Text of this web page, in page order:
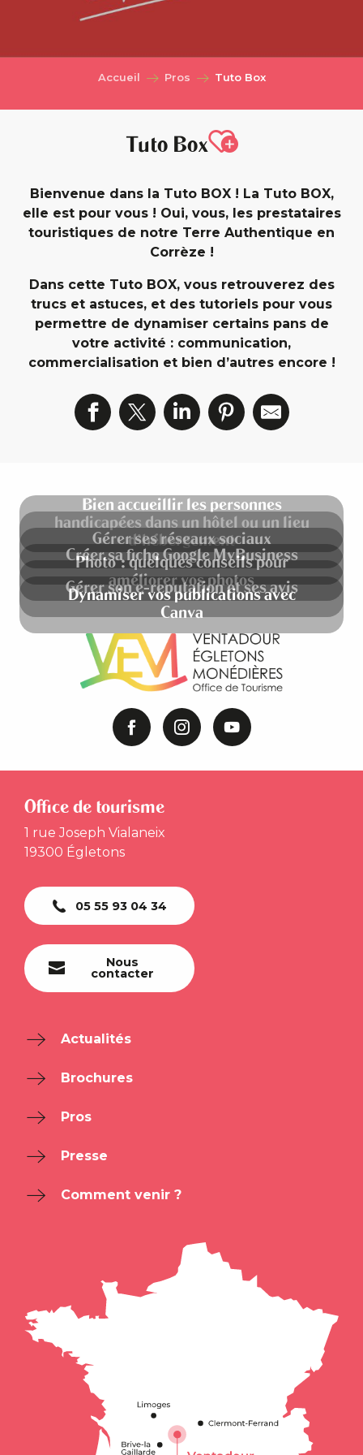
Accueil Pros Tuto Box
Tuto BoxAjouter aux
Bienvenue dans la Tuto BOX ! La Tuto BOX,
elle est pour vous ! Oui, vous, les prestataires
touristiques de notre Terre Authentique en
Corrèze !
Dans cette Tuto BOX, vous retrouverez des
trucs et astuces, et des tutoriels pour vous
permettre de dynamiser certains pans de
votre activité : communication,
commercialisation et bien d’autres encore !
Bien accueillir les personnes
handicapées dans un hôtel ou un lieu
d’hébergement
Gérer ses réseaux sociaux
Créer sa fiche Google MyBusiness
Photo : quelques conseils pour
améliorer vos photos
Gérer son e-reputation et ses avis
Dynamiser vos publications avec
Canva
Office de tourisme
1 rue Joseph Vialaneix
19300 Égletons
05 55 93 04 34
Nous
contacter
Actualités
Brochures
Pros
Presse
Comment venir ?